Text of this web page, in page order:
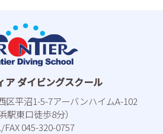
ア ダイビングスクール
区平沼1-5-7アーバンハイムA-102
駅東⼝徒歩8分）
FAX 045-320-0757